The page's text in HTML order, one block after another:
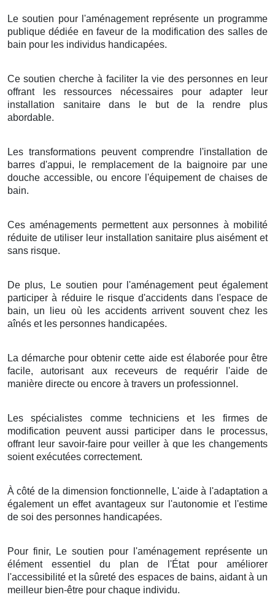
Le soutien pour l'aménagement représente un programme
publique dédiée en faveur de la modification des salles de
bain pour les individus handicapées.
Ce soutien cherche à faciliter la vie des personnes en leur
offrant les ressources nécessaires pour adapter leur
installation sanitaire dans le but de la rendre plus
abordable.
Les transformations peuvent comprendre l'installation de
barres d'appui, le remplacement de la baignoire par une
douche accessible, ou encore l'équipement de chaises de
bain.
Ces aménagements permettent aux personnes à mobilité
réduite de utiliser leur installation sanitaire plus aisément et
sans risque.
De plus, Le soutien pour l'aménagement peut également
participer à réduire le risque d'accidents dans l'espace de
bain, un lieu où les accidents arrivent souvent chez les
aînés et les personnes handicapées.
La démarche pour obtenir cette aide est élaborée pour être
facile, autorisant aux receveurs de requérir l'aide de
manière directe ou encore à travers un professionnel.
Les spécialistes comme techniciens et les firmes de
modification peuvent aussi participer dans le processus,
offrant leur savoir-faire pour veiller à que les changements
soient exécutées correctement.
À côté de la dimension fonctionnelle, L'aide à l'adaptation a
également un effet avantageux sur l'autonomie et l'estime
de soi des personnes handicapées.
Pour finir, Le soutien pour l'aménagement représente un
élément essentiel du plan de l'État pour améliorer
l'accessibilité et la sûreté des espaces de bains, aidant à un
meilleur bien-être pour chaque individu.